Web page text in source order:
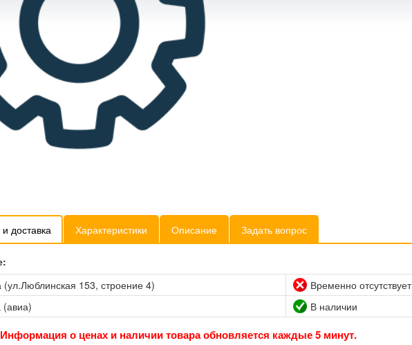
доставка Характеристики Описание Задать вопрос
(ул.Люблинская 153, строение 4)
Временно отсутствует
(авиа)
В наличии
о ценах и наличии товара обновляется каждые 5 минут.